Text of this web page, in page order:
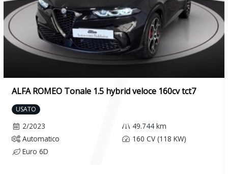
ALFA ROMEO Tonale 1.5 hybrid veloce 160cv tct7
USATO
2/2023
49.744 km
Automatico
160 CV (118 KW)
Euro 6D